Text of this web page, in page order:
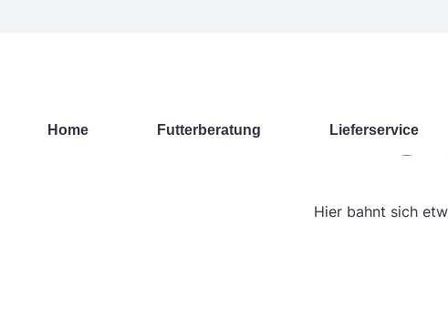
Home Futterberatung Lieferservice
Hier bahnt sich